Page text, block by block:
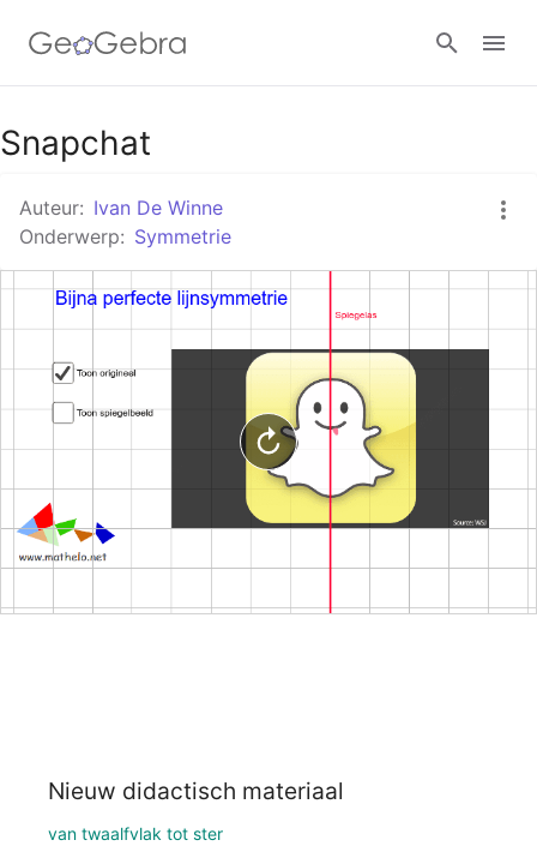
Google Classroom
GeoGebra Klaslokaal
Aanmelden
Snapchat
Auteur: Ivan De Winne
Onderwerp: Symmetrie
Nieuw didactisch materiaal
van twaalfvlak tot ster